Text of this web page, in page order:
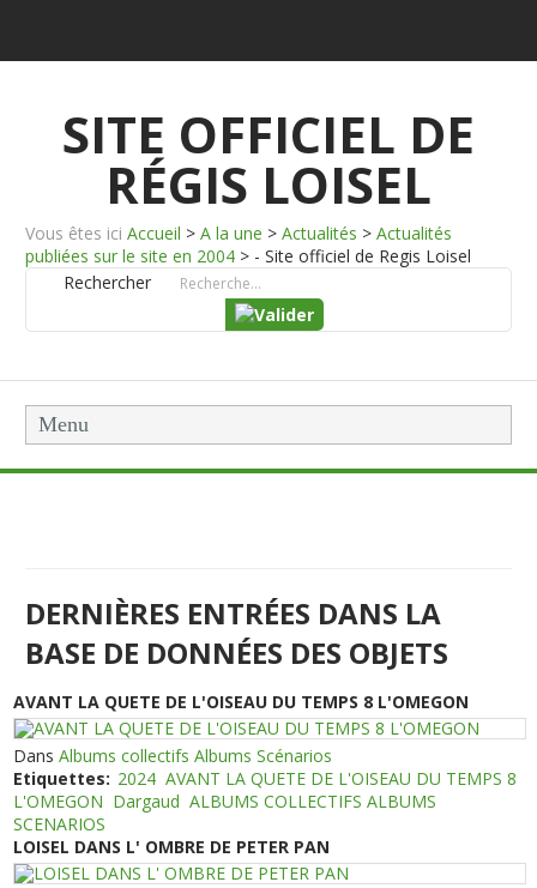
SITE OFFICIEL DE
RÉGIS LOISEL
Vous êtes ici Accueil > A la une > Actualités > Actualités
publiées sur le site en 2004 > - Site officiel de Regis Loisel
Rechercher
Menu
DERNIÈRES ENTRÉES DANS LA
BASE DE DONNÉES DES OBJETS
AVANT LA QUETE DE L'OISEAU DU TEMPS 8 L'OMEGON
DansAlbums collectifs Albums Scénarios
Etiquettes: 2024 AVANT LA QUETE DE L'OISEAU DU TEMPS 8
L'OMEGON Dargaud ALBUMS COLLECTIFS ALBUMS
SCENARIOS
LOISEL DANS L' OMBRE DE PETER PAN